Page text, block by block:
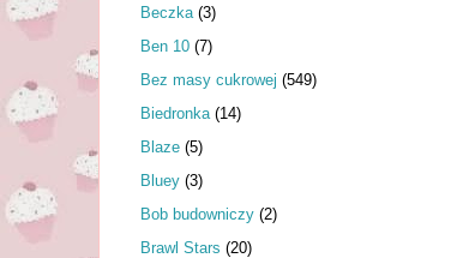
Beczka (3)
Ben 10 (7)
Bez masy cukrowej (549)
Biedronka (14)
Blaze (5)
Bluey (3)
Bob budowniczy (2)
Brawl Stars (20)